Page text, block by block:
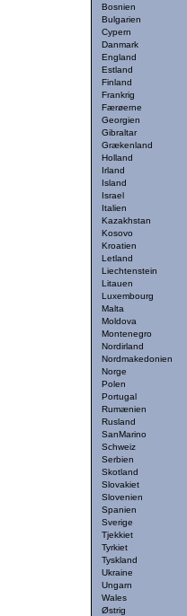
Bosnien
Bulgarien
Cypern
Danmark
England
Estland
Finland
Frankrig
Færøerne
Georgien
Gibraltar
Grækenland
Holland
Irland
Island
Israel
Italien
Kazakhstan
Kosovo
Kroatien
Letland
Liechtenstein
Litauen
Luxembourg
Malta
Moldova
Montenegro
Nordirland
Nordmakedonien
Norge
Polen
Portugal
Rumænien
Rusland
SanMarino
Schweiz
Serbien
Skotland
Slovakiet
Slovenien
Spanien
Sverige
Tjekkiet
Tyrkiet
Tyskland
Ukraine
Ungarn
Wales
Østrig